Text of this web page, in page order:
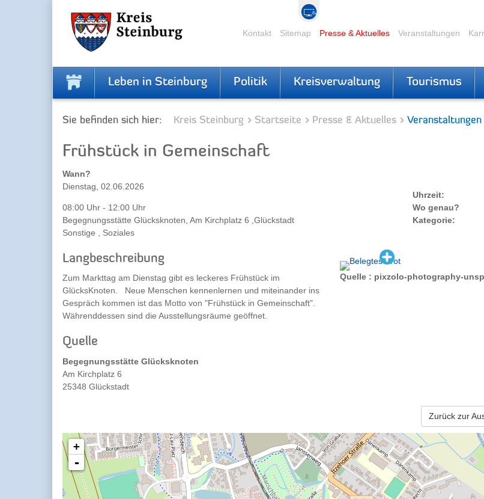
Kontakt Sitemap Presse & Aktuelles Veranstaltungen
Leben in Steinburg Politik Kreisverwaltung Tourismus
Sie befinden sich hier: Kreis Steinburg Startseite Presse & Aktuelles Veranstaltungen
Frühstück in Gemeinschaft
Wann?
Dienstag, 02.06.2026
Uhrzeit:
08:00 Uhr - 12:00 Uhr
Wo genau?
Begegnungsstätte Glücksknoten, Am Kirchplatz 6 ,Glückstadt
Kategorie:
Sonstige , Soziales
Quelle : pixzolo-photography-
Langbeschreibung
Zum Markttag am Dienstag gibt es leckeres Frühstück im
GlücksKnoten. Neue Menschen kennenlernen und miteinander ins
Gespräch kommen ist das Motto von "Frühstück in Gemeinschaft".
Währenddessen sind die Ausstellungsräume geöffnet.
Quelle
Begegnungsstätte Glücksknoten
Am Kirchplatz 6
25348 Glückstadt
Zurück zur
+
-